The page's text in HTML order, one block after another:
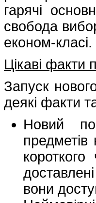
гарячі
свобода
економ-класі.
Цікаві факти
Запуск
деякі факти
Новий
вони